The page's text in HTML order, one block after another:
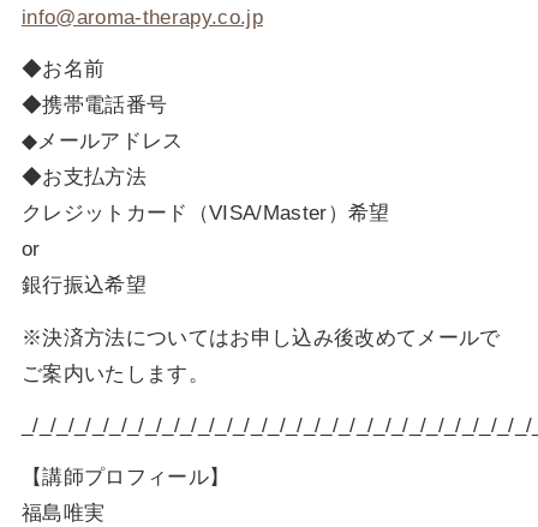
info@aroma-therapy.co.jp
◆お名前
◆携帯電話番号
◆メールアドレス
◆お支払方法
クレジットカード（VISA/Master）希望
or
銀行振込希望
※決済方法についてはお申し込み後改めてメールで
ご案内いたします。
_/_/_/_/_/_/_/_/_/_/_/_/_/_/_/_/_/_/_/_/_/_/_/_/_/_/_/_/_/
【講師プロフィール】
福島唯実